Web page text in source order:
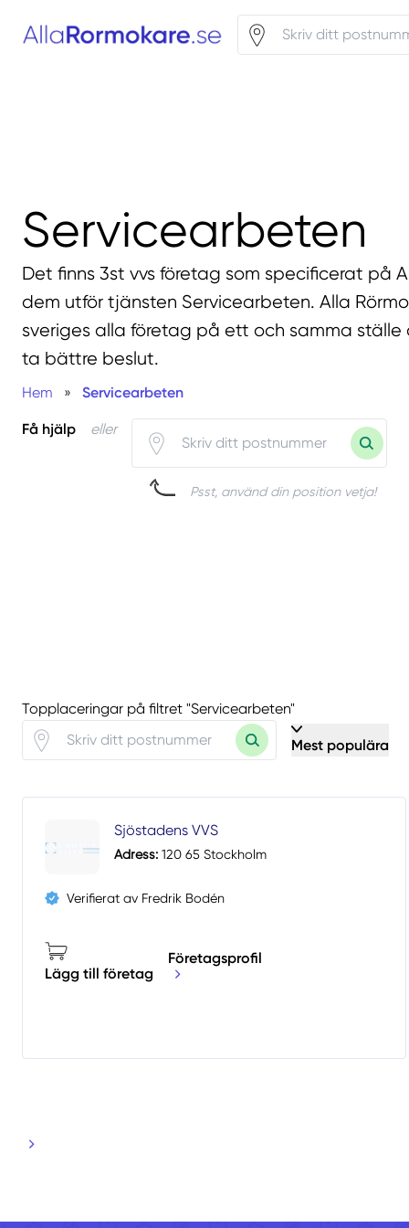
Servicearbeten
Det finns 3st vvs företag som specificerat på
dem utför tjänsten Servicearbeten. Alla
sveriges alla företag på ett och samma ställe
ta bättre beslut.
Hem » Servicearbeten
Få hjälp eller
Psst, använd din position vetja!
Topplaceringar på filtret "Servicearbeten"
Mest populära
Sjöstadens VVS
Adress: 120 65 Stockholm
Verifierat av Fredrik Bodén
Lägg till företag
Företagsprofil